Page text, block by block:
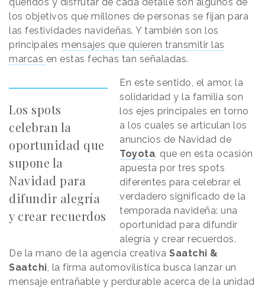
los objetivos que millones de personas se fijan para
las festividades navideñas. Y también son los
principales mensajes que quieren transmitir las
marcas en estas fechas tan señaladas.
Los spots
celebran la
oportunidad que
supone la
Navidad para
difundir alegría
y crear recuerdos
En este sentido, el amor, la
solidaridad y la familia son
los ejes principales en torno
a los cuales se articulan los
anuncios de Navidad de
Toyota , que en esta ocasión
apuesta por tres spots
diferentes para celebrar el
verdadero significado de la
temporada navideña: una
oportunidad para difundir
alegría y crear recuerdos.
De la mano de la agencia creativa Saatchi &
Saatchi , la firma automovilística busca lanzar un
mensaje entrañable y perdurable acerca de la unidad